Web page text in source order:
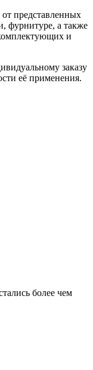
представленных
фурнитуре, а также
и
заказу
её применения.
более чем